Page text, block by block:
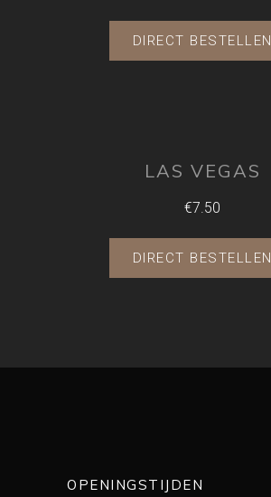
DIRECT BESTELLEN
LAS VEGAS
€7.50
DIRECT BESTELLEN
OPENINGSTIJDEN